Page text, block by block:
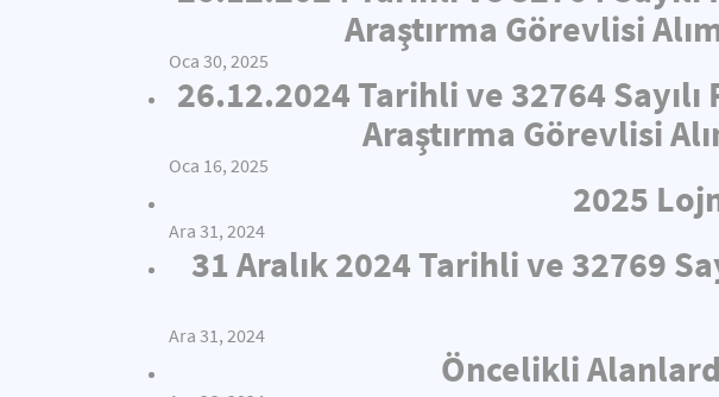
Araştırma Görevlisi
Oca 30, 2025
26.12.2024 Tarihli ve 32764
Araştırma Görevlisi
Oca 16, 2025
2025
Ara 31, 2024
31 Aralık 2024 Tarihli ve 32769
Ara 31, 2024
Öncelikli